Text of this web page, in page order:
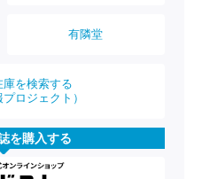
有隣堂
を検索する
ロジェクト）
を購入する